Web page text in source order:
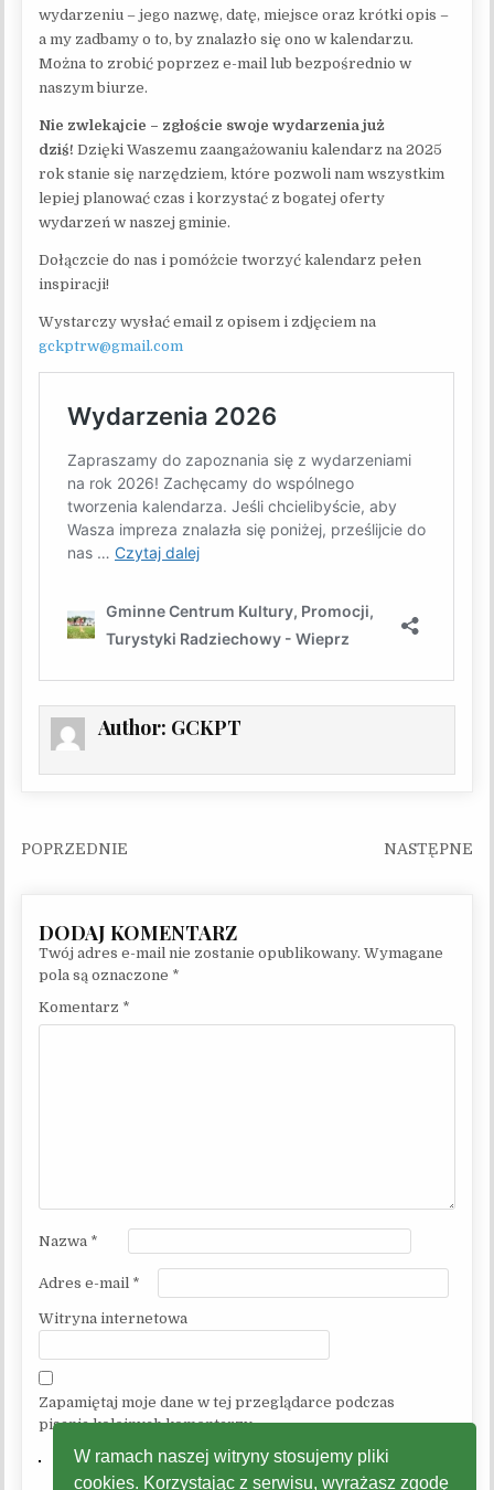
wydarzeniu – jego nazwę, datę, miejsce oraz krótki opis –
a my zadbamy o to, by znalazło się ono w kalendarzu.
Można to zrobić poprzez e-mail lub bezpośrednio w
naszym biurze.
Nie zwlekajcie – zgłoście swoje wydarzenia już
dziś! Dzięki Waszemu zaangażowaniu kalendarz na 2025
rok stanie się narzędziem, które pozwoli nam wszystkim
lepiej planować czas i korzystać z bogatej oferty
wydarzeń w naszej gminie.
Dołączcie do nas i pomóżcie tworzyć kalendarz pełen
inspiracji!
Wystarczy wysłać email z opisem i zdjęciem na
gckptrw@gmail.com
Author: GCKPT
Nawigacja wpisu
Twój adres e-mail nie zostanie opublikowany. Wymagane
pola są oznaczone *
Komentarz *
Nazwa *
Adres e-mail *
Witryna internetowa
Zapamiętaj moje dane w tej przeglądarce podczas
pisania kolejnych komentarzy.
W ramach naszej witryny stosujemy pliki
cookies. Korzystając z serwisu, wyrażasz zgodę